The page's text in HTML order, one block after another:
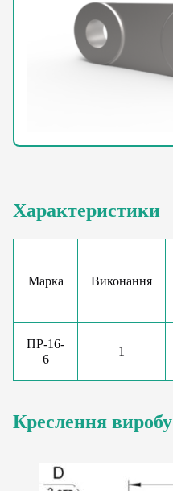
Характеристики
Марка Виконання
ПР-16-
6
1
Креслення виробу